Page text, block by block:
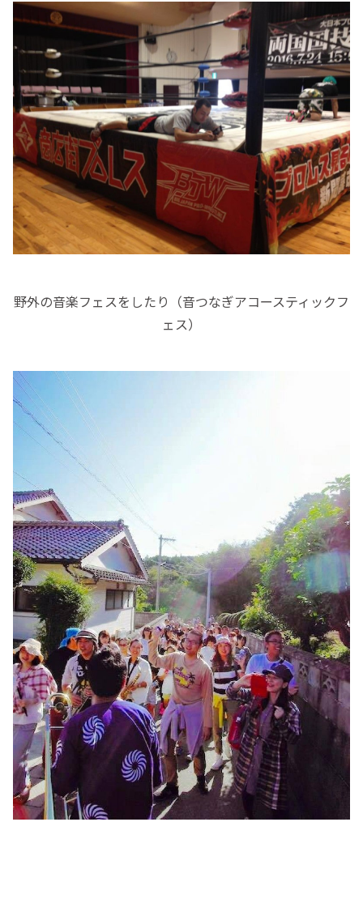
野外の音楽フェスをしたり（音つなぎアコースティックフ
ェス）